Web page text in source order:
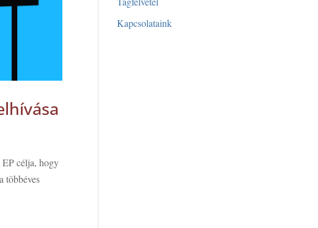
EP célja, hogy
többéves
Kapcsolataink